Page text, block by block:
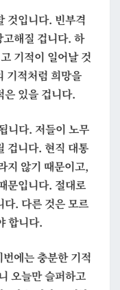
것입니다. 빈부격
해질 겁니다. 하
기적이 일어날 것
기적처럼 희망을
은 있을 겁니다.
니다. 저들이 노무
겁니다. 현직 대통
지 않기 때문이고,
문입니다. 절대로
다. 다른 것은 모르
합니다.
에는 충분한 기적
오늘만 슬퍼하고